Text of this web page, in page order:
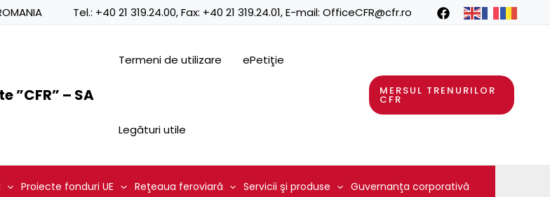
Tel.: +40 21 319.24.00, Fax: +40 21 319.24.01, E-mail: OfficeCFR@cfr.ro
”CFR” – SA
Termeni de utilizare ePetiţie
Legături utile
MERSUL TRENURILOR
CFR
Proiecte fonduri UE Reţeaua feroviară Servicii şi produse Guvernanţa corporativă